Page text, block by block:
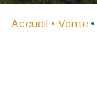
BIENS A
VENDRE
Accueil Vente